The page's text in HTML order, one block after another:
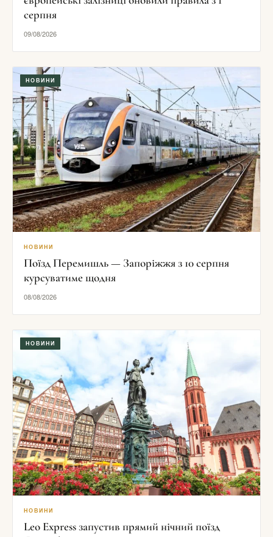
серпня
09/08/2026
НОВИНИ
НОВИНИ
Поїзд Перемишль — Запоріжжя з 10 серпня
курсуватиме щодня
08/08/2026
НОВИНИ
НОВИНИ
Leo Express запустив прямий нічний поїзд